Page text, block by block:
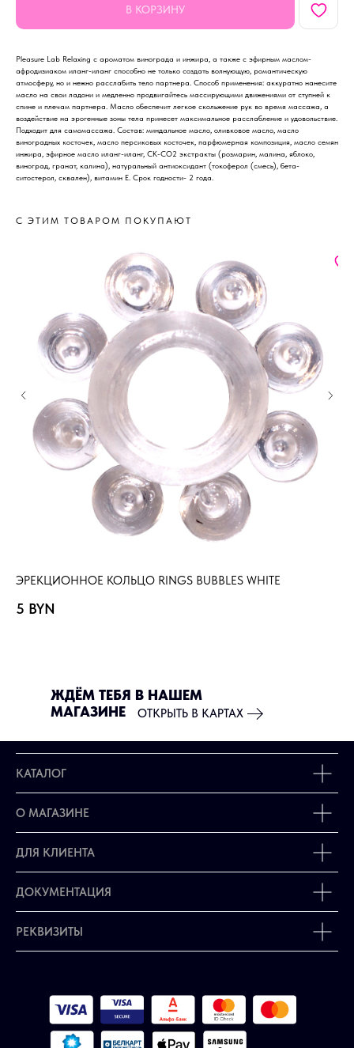
В КОРЗИНУ
Pleasure Lab Relaxing с ароматом винограда и инжира, а также с эфирным маслом-
афродизиаком иланг-иланг способно не только создать волнующую, романтическую
атмосферу, но и нежно расслабить тело партнера. Способ применения: аккуратно нанесите
масло на свои ладони и медленно продвигайтесь массирующими движениями от ступней к
спине и плечам партнера. Масло обеспечит легкое скольжение рук во время массажа, а
воздействие на эрогенные зоны тела принесет максимальное расслабление и удовольствие.
Подходит для самомассажа. Состав: миндальное масло, оливковое масло, масло
виноградных косточек, масло персиковых косточек, парфюмерная композиция, масло семян
инжира, эфирное масло иланг-иланг, СК-СО2 экстракты (розмарин, малина, яблоко,
виноград, гранат, калина), натуральный антиоксидант (токоферол (смесь), бета-
ситостерол, сквален), витамин Е. Срок годности- 2 года.
С ЭТИМ ТОВАРОМ ПОКУПАЮТ
ЭРЕКЦИОННОЕ КОЛЬЦО RINGS BUBBLES WHITE
5 BYN
ЖДЁМ ТЕБЯ В НАШЕМ
МАГАЗИНЕ
ОТКРЫТЬ В КАРТАХ
КАТАЛОГ
О МАГАЗИНЕ
ДЛЯ КЛИЕНТА
ДОКУМЕНТАЦИЯ
РЕКВИЗИТЫ